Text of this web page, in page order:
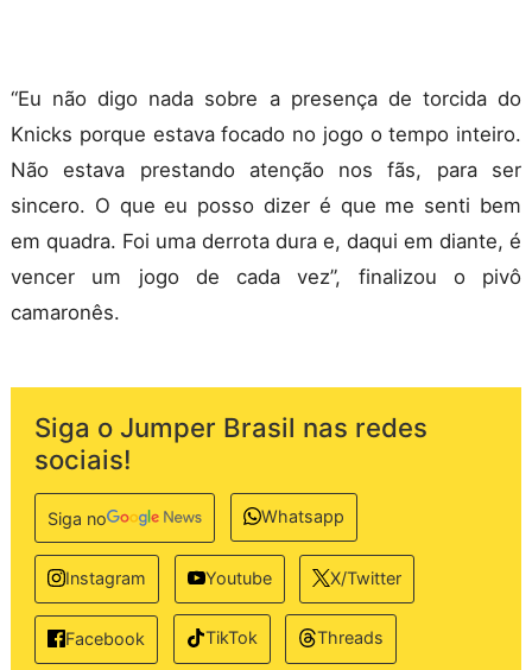
“Eu não digo nada sobre a presença de torcida do
Knicks porque estava focado no jogo o tempo inteiro.
Não estava prestando atenção nos fãs, para ser
sincero. O que eu posso dizer é que me senti bem
em quadra. Foi uma derrota dura e, daqui em diante, é
vencer um jogo de cada vez”, finalizou o pivô
camaronês.
Siga o Jumper Brasil nas redes
sociais!
Siga no Whatsapp
Instagram Youtube X/Twitter
Facebook TikTok Threads